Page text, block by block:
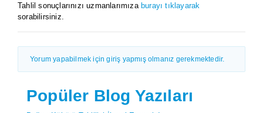
Tahlil sonuçlarınızı uzmanlarımıza burayı tıklayarak
sorabilirsiniz.
Yorum yapabilmek için giriş yapmış olmanız gerekmektedir.
Popüler Blog Yazıları